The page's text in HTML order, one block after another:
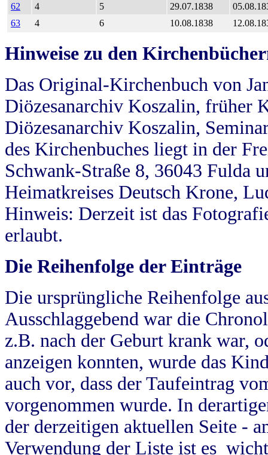
62
4 5 29.07.1838
63
4 6 10.08.1838
Hinweise zu den
Das Original-Kirchenbuch von
Diözesanarchiv Koszalin, früher
Diözesanarchiv Koszalin,
des Kirchenbuches liegt in der
Schwank-Straße 8, 36043 Fulda
Heimatkreises Deutsch Krone,
Hinweis: Derzeit ist das
erlaubt.
Die Reihenfolge der Einträge
Die ursprüngliche Reihenfolge
Ausschlaggebend war die
z.B. nach der Geburt krank war,
anzeigen konnten, wurde das
auch vor, dass der Taufeintrag
vorgenommen wurde. In
der derzeitigen aktuellen Seite -
Verwendung der Liste ist es